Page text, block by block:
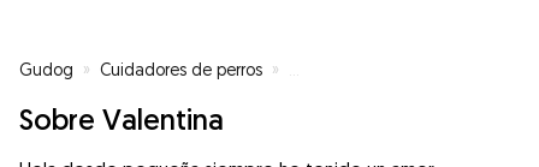
Gudog » Cuidadores de perros »
Sobre Valentina